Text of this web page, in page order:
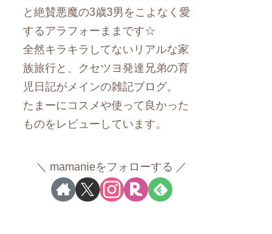
と絶賛悪魔の3歳3男をこよなく愛
するアラフォーままです☆
全然キラキラしてないリアルな家
族旅行と、クセツヨ発達兄弟の育
児日記がメインの雑記ブログ。
たまーにコスメや使って良かった
ものをレビューしています。
mamanieをフォローする